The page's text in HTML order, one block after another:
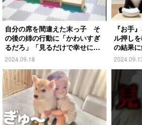
自分の席を間違えた末っ子 そ
の後の姉の行動に「かわいすぎ
るだろ」「見るだけで幸せにな
る」
2024.09.18
『お手
ル押し
の結果